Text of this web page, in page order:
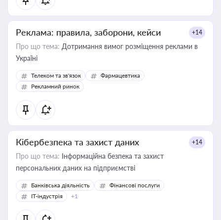
Реклама: правила, заборони, кейси +14
Про що тема: Дотримання вимог розміщення реклами в
Україні
Телеком та зв'язок
Фармацевтика
Рекламний ринок
Кібербезпека та захист даних +14
Про що тема: Інформаційна безпека та захист
персональних даних на підприємстві
Банківська діяльність
Фінансові послуги
IT-індустрія
+1